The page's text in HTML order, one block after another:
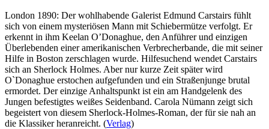
Grütze
mit
Schuss
London 1890: Der wohlhabende Galerist Edmund Carstairs fühlt
sich von einem mysteriösen Mann mit Schiebermütze verfolgt. Er
erkennt in ihm Keelan O’Donaghue, den Anführer und einzigen
Überlebenden einer amerikanischen Verbrecherbande, die mit seiner
Hilfe in Boston zerschlagen wurde. Hilfesuchend wendet Carstairs
sich an Sherlock Holmes. Aber nur kurze Zeit später wird
O`Donaghue erstochen aufgefunden und ein Straßenjunge brutal
ermordet. Der einzige Anhaltspunkt ist ein am Handgelenk des
Jungen befestigtes weißes Seidenband. Carola Nümann zeigt sich
begeistert von diesem Sherlock-Holmes-Roman, der für sie nah an
die Klassiker heranreicht. (Verlag)